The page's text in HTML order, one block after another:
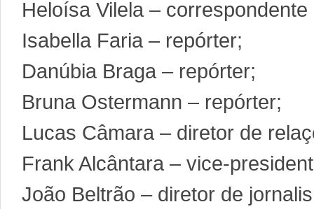
Heloísa Vilela –
Isabella Faria – repórter;
Danúbia Braga – repórter;
Bruna Ostermann – repórter;
Lucas Câmara – diretor de
Frank Alcântara – vice-
João Beltrão – diretor de